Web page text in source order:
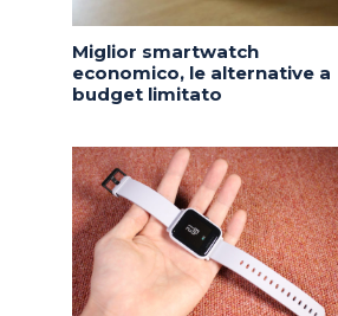
Miglior smartwatch
economico, le alternative a
budget limitato